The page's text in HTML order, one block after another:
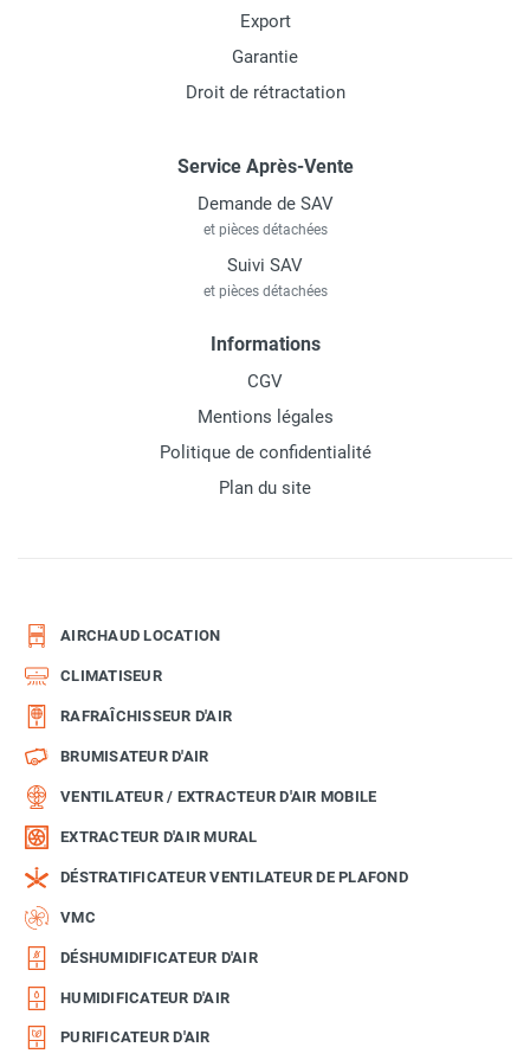
Export
Garantie
Droit de rétractation
Service Après-Vente
Demande de SAV
et pièces détachées
Suivi SAV
et pièces détachées
Informations
CGV
Mentions légales
Politique de confidentialité
Plan du site
AIRCHAUD LOCATION
CLIMATISEUR
RAFRAÎCHISSEUR D'AIR
BRUMISATEUR D'AIR
VENTILATEUR / EXTRACTEUR D'AIR MOBILE
EXTRACTEUR D'AIR MURAL
DÉSTRATIFICATEUR VENTILATEUR DE PLAFOND
VMC
DÉSHUMIDIFICATEUR D'AIR
HUMIDIFICATEUR D'AIR
PURIFICATEUR D'AIR